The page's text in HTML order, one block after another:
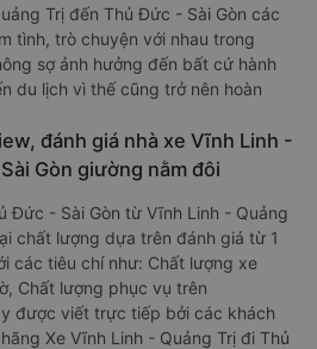
Trị đến Thủ Đức - Sài Gòn các
tình, trò chuyện với nhau trong
sợ ảnh hưởng đến bất cứ hành
du lịch vì thế cũng trở nên hoàn
đánh giá nhà xe Vĩnh Linh -
Gòn giường nằm đôi
Đức - Sài Gòn từ Vĩnh Linh - Quảng
chất lượng dựa trên đánh giá từ 1
các tiêu chí như: Chất lượng xe
Chất lượng phục vụ trên
được viết trực tiếp bởi các khách
Xe Vĩnh Linh - Quảng Trị đi Thủ